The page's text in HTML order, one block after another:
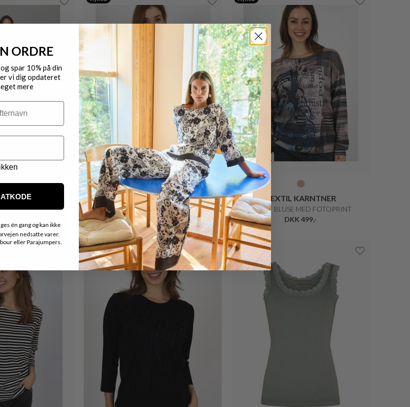
LANG SKJORTE
TEXTIL KARNTNER
SPORTY BLUSE MED PRINT
DKK 599,-
TEXTIL KARNTNER
SMART BLUSE MED FOTOPRINT
DKK 499,-
Nyhed Nyhed
ORDRE
spar 10% på din
vi dig opdateret
mere
én gang og kan ikke
nedsatte varer.
eller Parajumpers.